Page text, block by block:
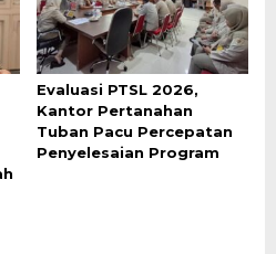
Evaluasi PTSL 2026,
Kantor Pertanahan
Tuban Pacu Percepatan
Penyelesaian Program